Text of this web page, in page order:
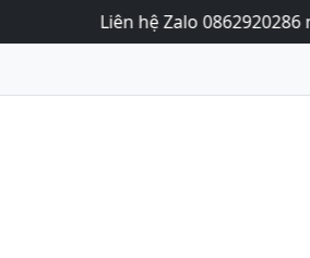
Liên hệ Zalo 0862920286 ngay